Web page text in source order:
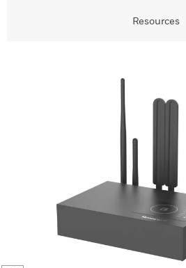
Resources